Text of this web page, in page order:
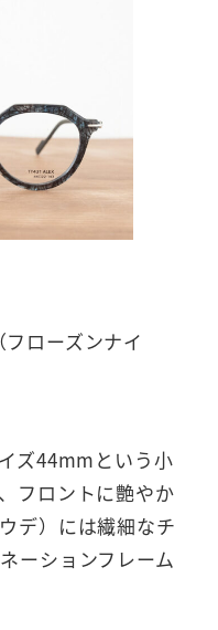
ローズンナイ
ズ44mmという小
フロントに艶やか
デ）には繊細なチ
ーションフレーム